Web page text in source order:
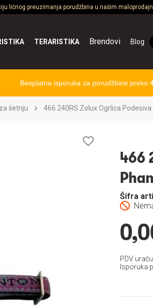
ličnog preuzimanja porudžbina u našim
TERARISTIKA Brendovi Blog
Besplatna isporuka za porudžbine preko
šetnju 466 240RS Zolux Ogrlica
želja
466
Šifra
PDV
Isporuka